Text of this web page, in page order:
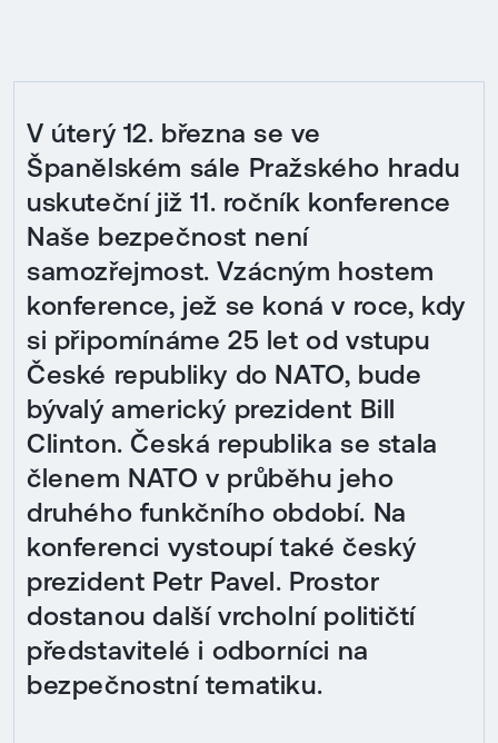
V úterý 12. března se ve
Španělském sále Pražského hradu
uskuteční již 11. ročník konference
Naše bezpečnost není
samozřejmost. Vzácným hostem
konference, jež se koná v roce, kdy
si připomínáme 25 let od vstupu
České republiky do NATO, bude
bývalý americký prezident Bill
Clinton. Česká republika se stala
členem NATO v průběhu jeho
druhého funkčního období. Na
konferenci vystoupí také český
prezident Petr Pavel. Prostor
dostanou další vrcholní političtí
představitelé i odborníci na
bezpečnostní tematiku.